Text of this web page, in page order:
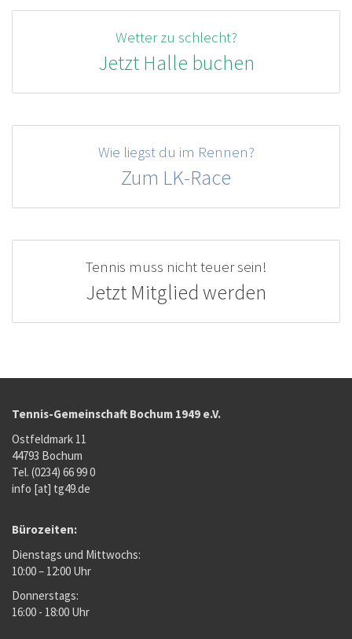
Wetter zu schlecht?
Jetzt Halle buchen
Wie liegst du im Rennen?
Zum LK-Race
Tennis muss nicht teuer sein!
Jetzt Mitglied werden
Tennis-Gemeinschaft Bochum 1949 e.V.
Ostfeldmark 11
44793 Bochum
Tel. (0234) 66 99 0
info [at] tg49.de
Bürozeiten:
Dienstags und Mittwochs:
10:00 – 12:00 Uhr
Donnerstags:
16:00 - 18:00 Uhr